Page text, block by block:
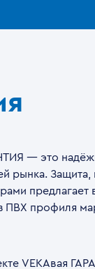
— это
рынка.
ПВХ профиля
VEKAвая